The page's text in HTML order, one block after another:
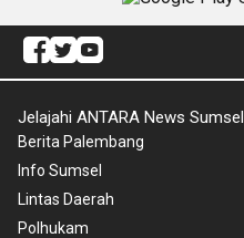
Jelajahi ANTARA News Sumsel
Berita Palembang
Info Sumsel
Lintas Daerah
Polhukam